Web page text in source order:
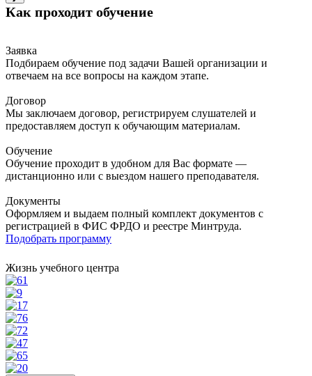
Как проходит обучение
Заявка
Подбираем обучение под задачи Вашей организации и
отвечаем на все вопросы на каждом этапе.
Договор
Мы заключаем договор, регистрируем слушателей и
предоставляем доступ к обучающим материалам.
Обучение
Обучение проходит в удобном для Вас формате —
дистанционно или с выездом нашего преподавателя.
Документы
Оформляем и выдаем полный комплект документов с
регистрацией в ФИС ФРДО и реестре Минтруда.
Подобрать программу
Жизнь учебного центра